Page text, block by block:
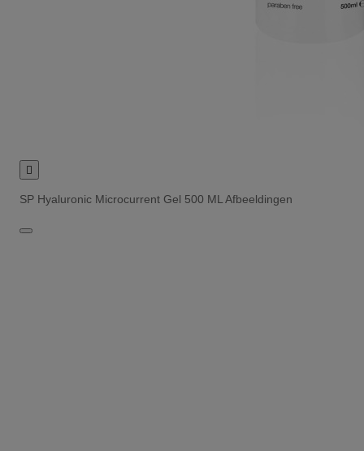

SP Hyaluronic Microcurrent Gel 500 ML Afbeeldingen